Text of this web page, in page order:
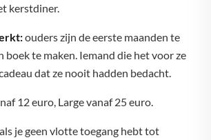
kerstdiner.
ouders zijn de eerste maanden te
boek te maken. Iemand die het voor ze
dat ze nooit hadden bedacht.
12 euro, Large vanaf 25 euro.
als je geen vlotte toegang hebt tot